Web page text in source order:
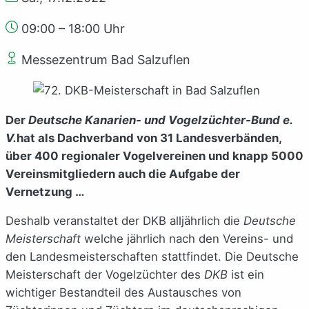
09:00 – 18:00 Uhr
Messezentrum Bad Salzuflen
Der Deutsche Kanarien- und Vogelzüchter-Bund e.
V.hat als Dachverband von 31 Landesverbänden,
über 400 regionaler Vogelvereinen und knapp 5000
Vereinsmitgliedern auch die Aufgabe der
Vernetzung …
Deshalb veranstaltet der DKB alljährlich die Deutsche
Meisterschaft welche jährlich nach den Vereins- und
den Landesmeisterschaften stattfindet. Die Deutsche
Meisterschaft der Vogelzüchter des DKB ist ein
wichtiger Bestandteil des Austausches von